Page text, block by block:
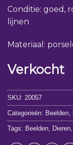
Conditie: goed,
lijnen
Materiaal:
Verkocht
SKU: 20057
Categorieën: Beelden,
Tags: Beelden, Dieren,